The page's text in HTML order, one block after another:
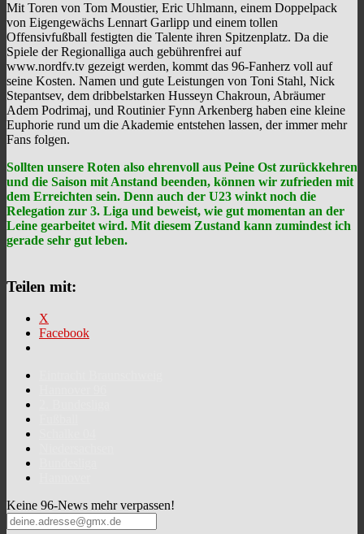
Mit Toren von Tom Moustier, Eric Uhlmann, einem Doppelpack
von Eigengewächs Lennart Garlipp und einem tollen
Offensivfußball festigten die Talente ihren Spitzenplatz. Da die
Spiele der Regionalliga auch gebührenfrei auf
www.nordfv.tv gezeigt werden, kommt das 96-Fanherz voll auf
seine Kosten. Namen und gute Leistungen von Toni Stahl, Nick
Stepantsev, dem dribbelstarken Husseyn Chakroun, Abräumer
Adem Podrimaj, und Routinier Fynn Arkenberg haben eine kleine
Euphorie rund um die Akademie entstehen lassen, der immer mehr
Fans folgen.
Sollten unsere Roten also ehrenvoll aus Peine Ost zurückkehren
und die Saison mit Anstand beenden, können wir zufrieden mit
dem Erreichten sein. Denn auch der U23 winkt noch die
Relegation zur 3. Liga und beweist, wie gut momentan an der
Leine gearbeitet wird. Mit diesem Zustand kann zumindest ich
gerade sehr gut leben.
Teilen mit:
X
Facebook
Keine 96-News mehr verpassen!